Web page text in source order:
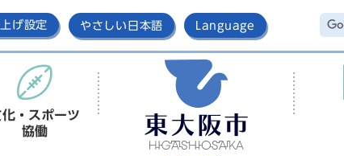
げ設定 やさしい日本語 Language
・スポーツ
協働